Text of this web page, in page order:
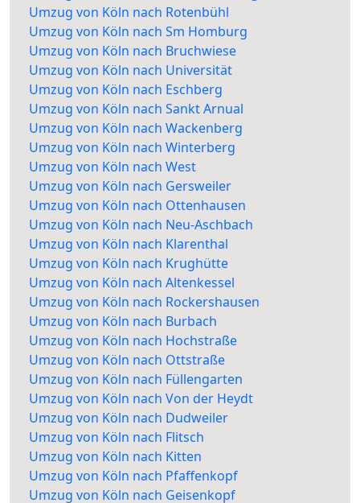
Umzug von Köln nach Rotenbühl
Umzug von Köln nach Sm Homburg
Umzug von Köln nach Bruchwiese
Umzug von Köln nach Universität
Umzug von Köln nach Eschberg
Umzug von Köln nach Sankt Arnual
Umzug von Köln nach Wackenberg
Umzug von Köln nach Winterberg
Umzug von Köln nach West
Umzug von Köln nach Gersweiler
Umzug von Köln nach Ottenhausen
Umzug von Köln nach Neu-Aschbach
Umzug von Köln nach Klarenthal
Umzug von Köln nach Krughütte
Umzug von Köln nach Altenkessel
Umzug von Köln nach Rockershausen
Umzug von Köln nach Burbach
Umzug von Köln nach Hochstraße
Umzug von Köln nach Ottstraße
Umzug von Köln nach Füllengarten
Umzug von Köln nach Von der Heydt
Umzug von Köln nach Dudweiler
Umzug von Köln nach Flitsch
Umzug von Köln nach Kitten
Umzug von Köln nach Pfaffenkopf
Umzug von Köln nach Geisenkopf